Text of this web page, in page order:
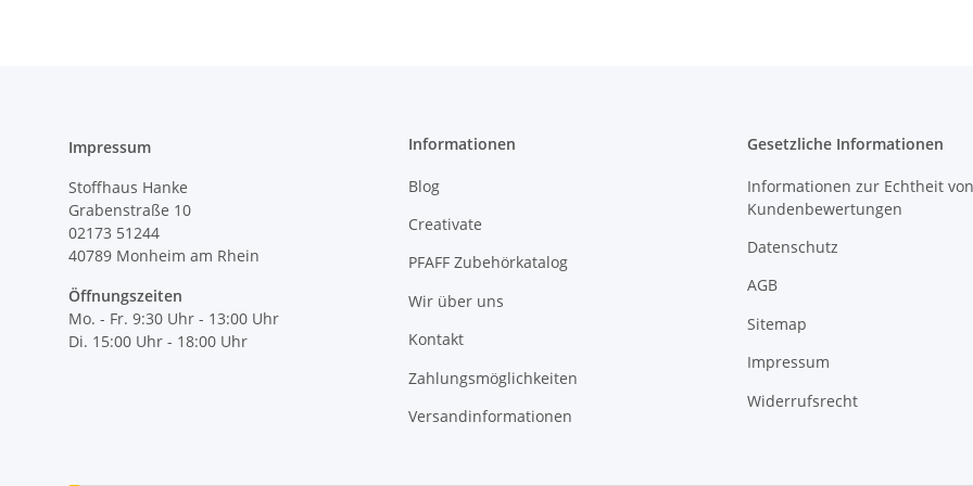
Impressum
Stoffhaus Hanke
Grabenstraße 10
02173 51244
40789 Monheim am Rhein
Öffnungszeiten
Mo. - Fr. 9:30 Uhr - 13:00 Uhr
Di. 15:00 Uhr - 18:00 Uhr
Informationen
Blog
Creativate
PFAFF Zubehörkatalog
Wir über uns
Kontakt
Zahlungsmöglichkeiten
Versandinformationen
Gesetzliche Informationen
Informationen zur Echtheit von
Kundenbewertungen
Datenschutz
AGB
Sitemap
Impressum
Widerrufsrecht